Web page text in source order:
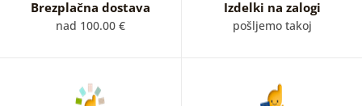
Brezplačna dostava
nad 100.00 €
Izdelki na zalogi
pošljemo takoj